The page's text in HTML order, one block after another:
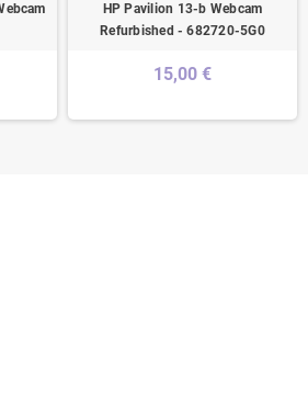
HP Pavilion 13-b Webcam
Refurbished - 682720-5G0
15,00 €